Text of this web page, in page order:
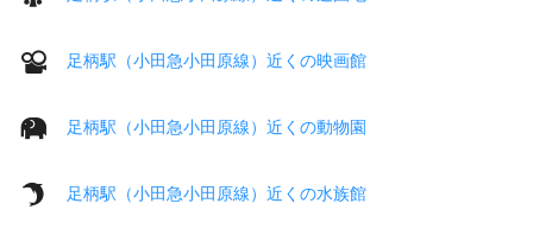
足柄駅（小田急小田原線）近くの映画館
足柄駅（小田急小田原線）近くの動物園
足柄駅（小田急小田原線）近くの水族館